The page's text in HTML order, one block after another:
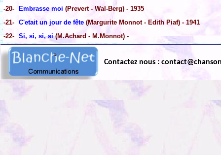
-20- Embrasse moi (Prevert - Wal-Berg) - 1935
-21- C'etait un jour de fête (Margurite Monnot - Edith Piaf) - 1941
-22- Si, si, si, si(M.Achard - M.Monnot) -
Contactez nous :